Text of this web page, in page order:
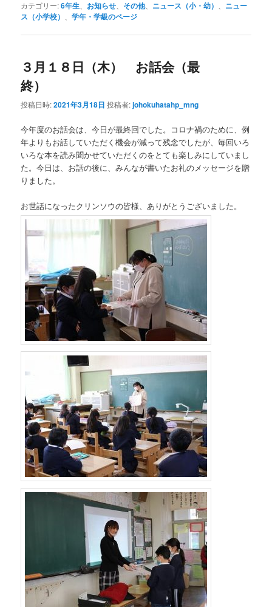
カテゴリー:6年生 お知らせ その他、 ニュース（小・幼）
ニュー
ス（小学校）
、学年・学級のページ
３月１８日（木） お話会（最
終）
投稿日時:2021年3月18日 投稿者:johokuhatahp_mng
今年度のお話会は、今日が最終回でした。コロナ禍のために、例
年よりもお話していただく機会が減って残念でしたが、毎回いろ
いろな本を読み聞かせていただくのをとても楽しみにしていまし
た。今日は、お話の後に、みんなが書いたお礼のメッセージを贈
りました。
お世話になったクリンソウの皆様、ありがとうございました。